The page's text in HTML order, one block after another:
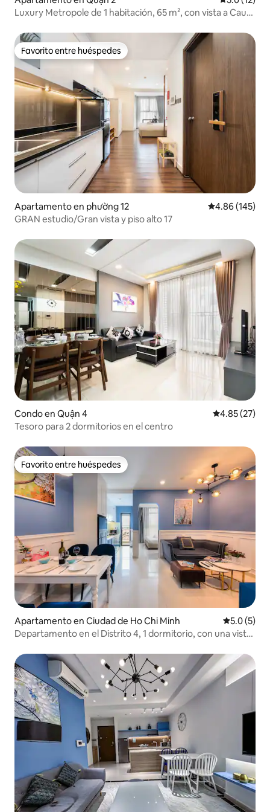
Luxury Metropole de 1 habitación, 65 m², con vista a Cau
Favorito entre huéspedes
Favorito entre huéspedes
Apartamento en phường 12 Calificación
4.86 (145)
GRAN estudio/Gran vista y piso alto 17
Condo en Quận 4 Calificación
4.85 (27)
Tesoro para 2 dormitorios en el centro
Favorito entre huéspedes
Favorito entre huéspedes
Apartamento en Ciudad de Ho Chi Minh
5.0 (5)
Departamento en el Distrito 4, 1 dormitorio, con una vista